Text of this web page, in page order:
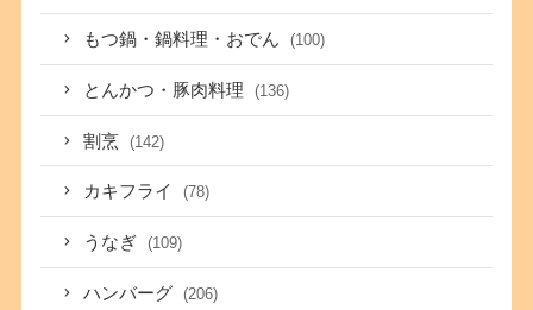
もつ鍋・鍋料理・おでん (100)
とんかつ・豚肉料理 (136)
割烹 (142)
カキフライ (78)
うなぎ (109)
ハンバーグ (206)